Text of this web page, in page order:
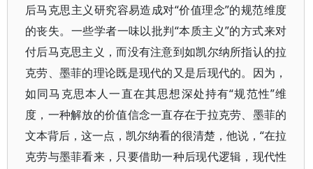
后马克思主义研究容易造成对“价值理念”的规范维度
的丧失。一些学者一味以批判“本质主义”的方式来对
付后马克思主义，而没有注意到如凯尔纳所指认的拉
克劳、墨菲的理论既是现代的又是后现代的。因为，
如同马克思本人一直在其思想深处持有“规范性”维
度，一种解放的价值信念一直存在于拉克劳、墨菲的
文本背后，这一点，凯尔纳看的很清楚，他说，“在拉
克劳与墨菲看来，只要借助一种后现代逻辑，现代性